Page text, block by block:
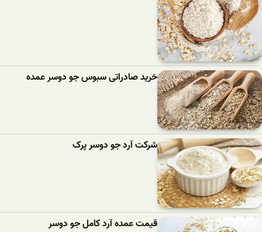
خرید صادراتی سبوس جو دوسر عمده
شرکت آرد جو دوسر پرک
قیمت عمده آرد کامل جو دوسر